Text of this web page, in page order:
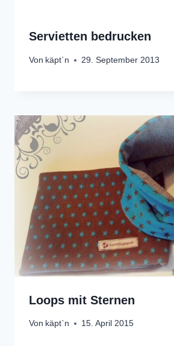
Servietten bedrucken
Von käpt`n 29. September 2013
Loops mit Sternen
Von käpt`n 15. April 2015